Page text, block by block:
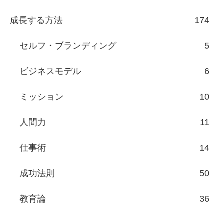
成長する方法 174
セルフ・ブランディング 5
ビジネスモデル 6
ミッション 10
人間力 11
仕事術 14
成功法則 50
教育論 36